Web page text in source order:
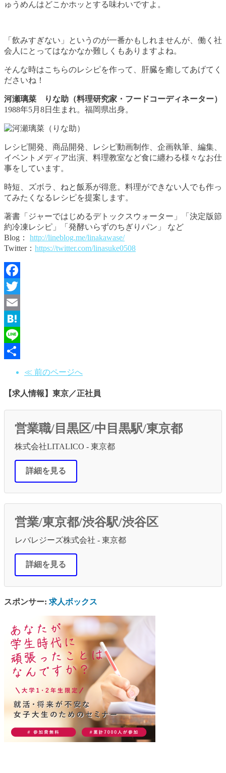
ゅうめんはどこかホッとする味わいですよ。
「飲みすぎない」というのが一番かもしれませんが、働く社
会人にとってはなかなか難しくもありますよね。
そんな時はこちらのレシピを作って、肝臓を癒してあげてく
ださいね！
河瀬璃菜 りな助（料理研究家・フードコーディネーター）
1988年5月8日生まれ。福岡県出身。
レシピ開発、商品開発、レシピ動画制作、企画執筆、編集、
イベントメディア出演、料理教室など食に纏わる様々なお仕
事をしています。
時短、ズボラ、ねと飯系が得意。料理ができない人でも作っ
てみたくなるレシピを提案します。
著書「ジャーではじめるデトックスウォーター」「決定版節
約冷凍レシピ」「発酵いらずのちぎりパン」 など
Blog： http://lineblog.me/linakawase/
Twitter： https://twitter.com/linasuke0508
Facebook
Twitter
Email
Hatena
Line
≪ 前のページへ
【求人情報】東京／正社員
営業職/目黒区/中目黒駅/東京都
株式会社LITALICO - 東京都
詳細を見る
営業/東京都/渋谷駅/渋谷区
レバレジーズ株式会社 - 東京都
詳細を見る
スポンサー: 求人ボックス